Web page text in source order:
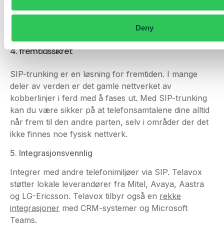
Deny
4. fremtidssikret
deler av verden er det gamle nettverket av
kan du være sikker på at telefonsamtalene dine alltid
når frem til den andre parten, selv i områder der det
ikke finnes noe fysisk nettverk.
5. Integrasjonsvennlig
Integrer med andre telefonimiljøer via SIP. Telavox
og LG-Ericsson. Telavox tilbyr også en
integrasjoner med CRM-systemer og Microsoft
Teams.
En komplett og brukervennlig UCaaS-
løsning